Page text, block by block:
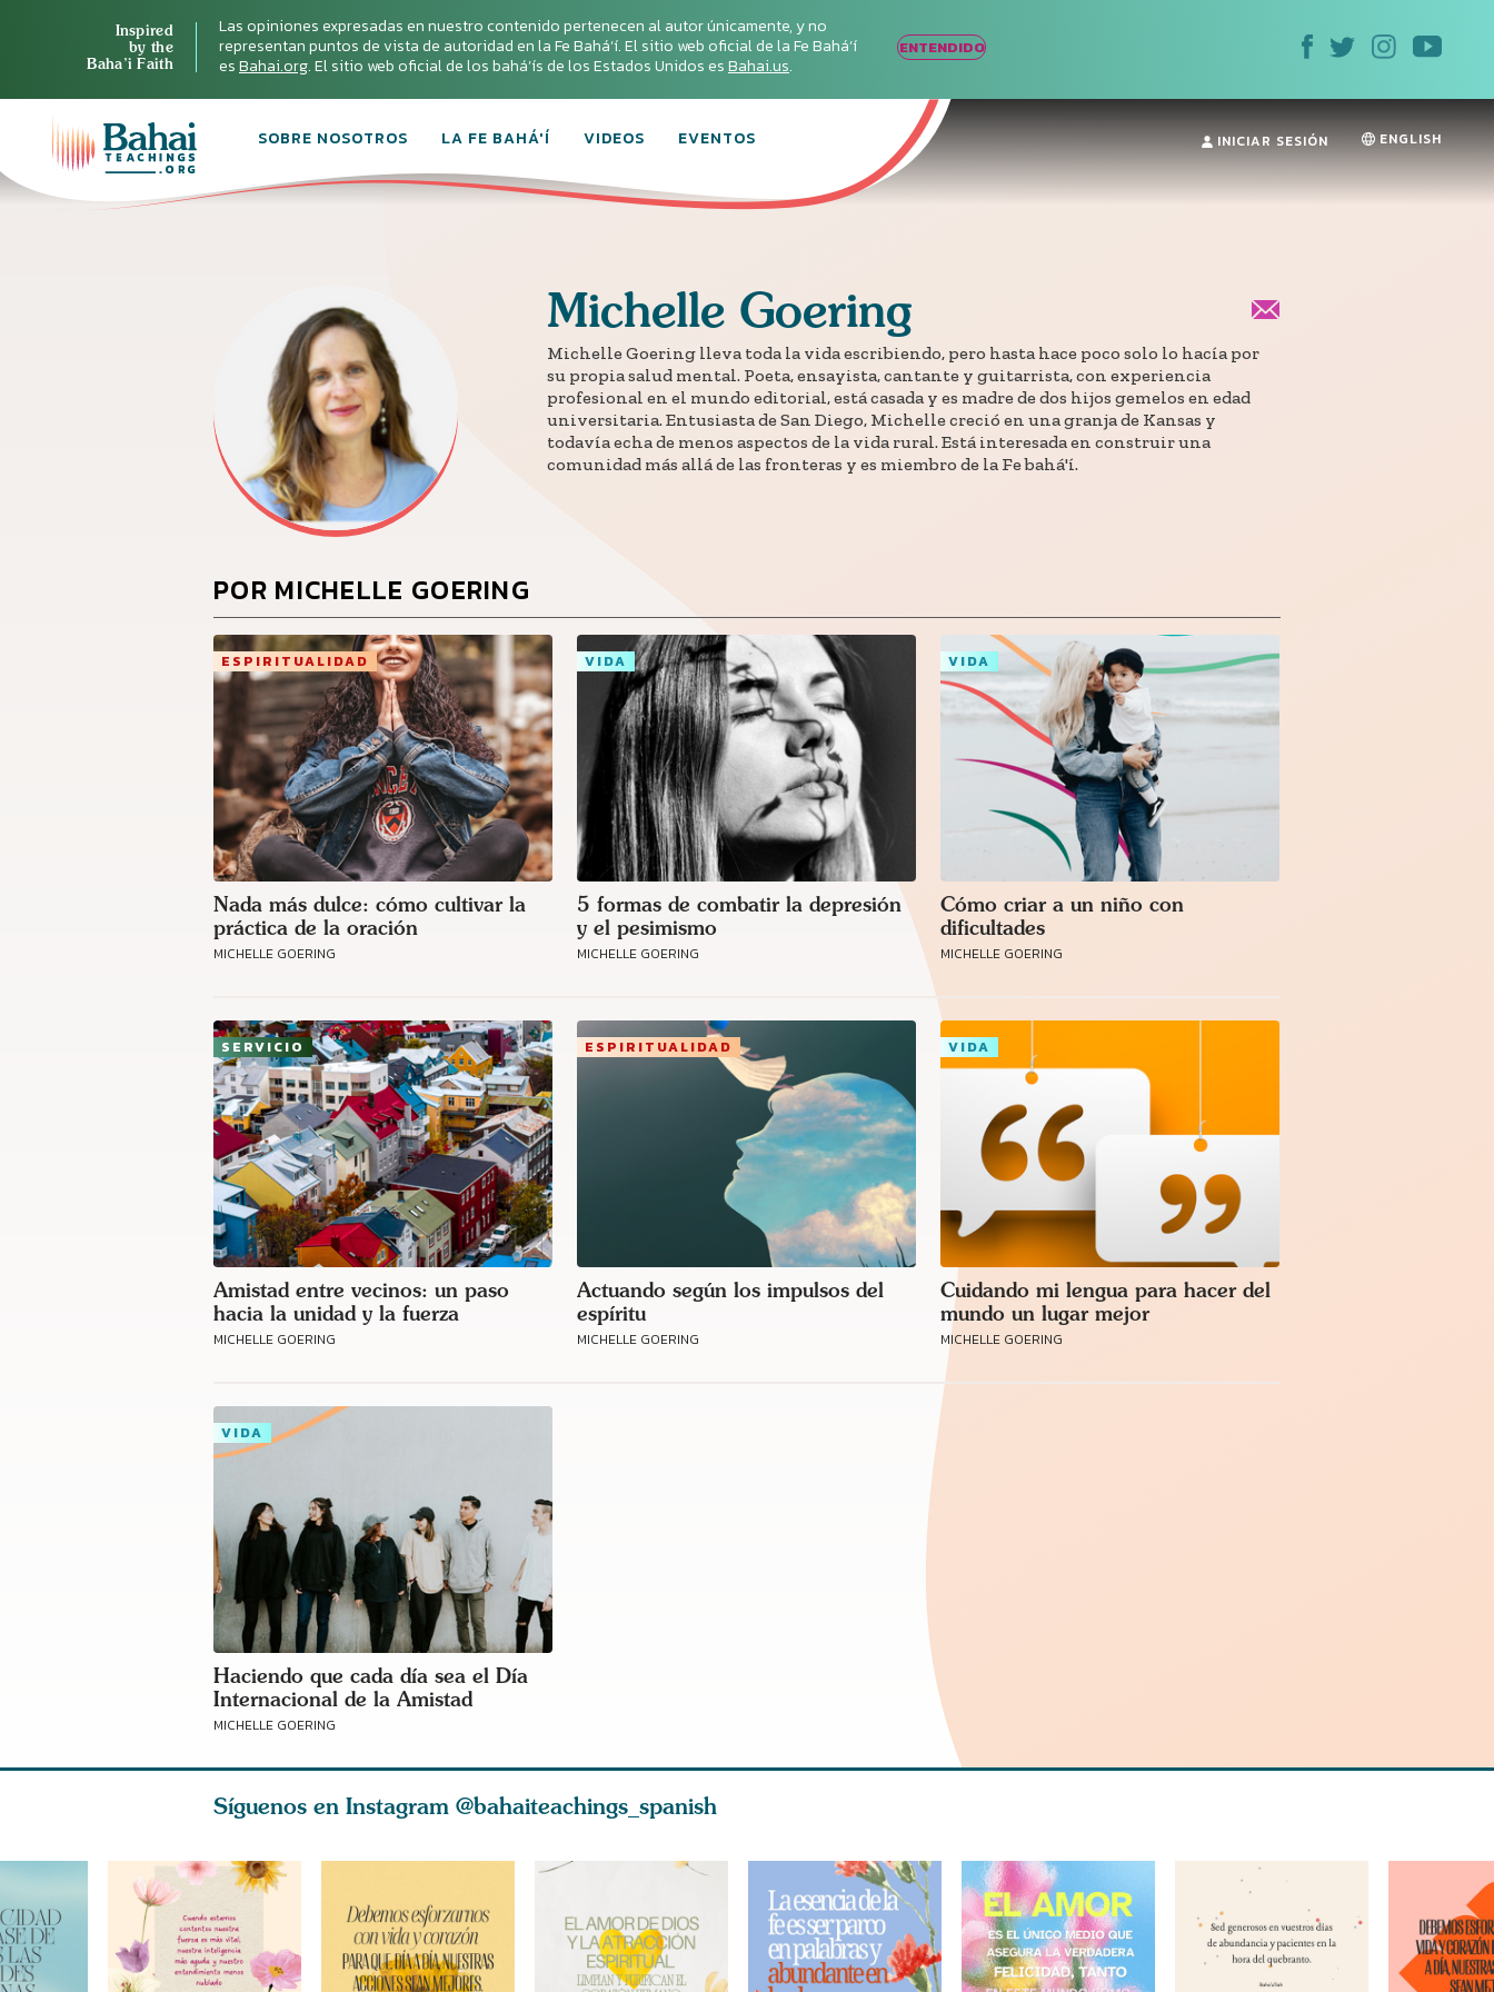
Inspired
by the
Baha’i Faith
Las opiniones expresadas en nuestro contenido pertenecen al autor únicamente, y no
representan puntos de vista de autoridad en la Fe Bahá‘í. El sitio web oficial de la Fe Bahá‘í
esBahai.org. El sitio web oficial de los bahá’ís de los Estados Unidos esBahai.us.
ENTENDIDO
SOBRE NOSOTROS LA FE BAHÁ'Í VIDEOS EVENTOS INICIAR SESIÓN ENGLISH
Michelle Goering
Michelle Goering lleva toda la vida escribiendo, pero hasta hace poco solo lo hacía por
su propia salud mental. Poeta, ensayista, cantante y guitarrista, con experiencia
profesional en el mundo editorial, está casada y es madre de dos hijos gemelos en edad
universitaria. Entusiasta de San Diego, Michelle creció en una granja de Kansas y
todavía echa de menos aspectos de la vida rural. Está interesada en construir una
comunidad más allá de las fronteras y es miembro de la Fe bahá'í.
POR MICHELLE GOERING
ESPIRITUALIDAD
Nada más dulce: cómo cultivar la
práctica de la oración
MICHELLE GOERING
VIDA
5 formas de combatir la depresión
y el pesimismo
MICHELLE GOERING
VIDA
Cómo criar a un niño con
dificultades
MICHELLE GOERING
SERVICIO
Amistad entre vecinos: un paso
hacia la unidad y la fuerza
MICHELLE GOERING
ESPIRITUALIDAD
Actuando según los impulsos del
espíritu
MICHELLE GOERING
VIDA
Cuidando mi lengua para hacer del
mundo un lugar mejor
MICHELLE GOERING
VIDA
Haciendo que cada día sea el Día
Internacional de la Amistad
MICHELLE GOERING
Síguenos en Instagram @bahaiteachings_spanish
Conecta con
los Bahá'ís de